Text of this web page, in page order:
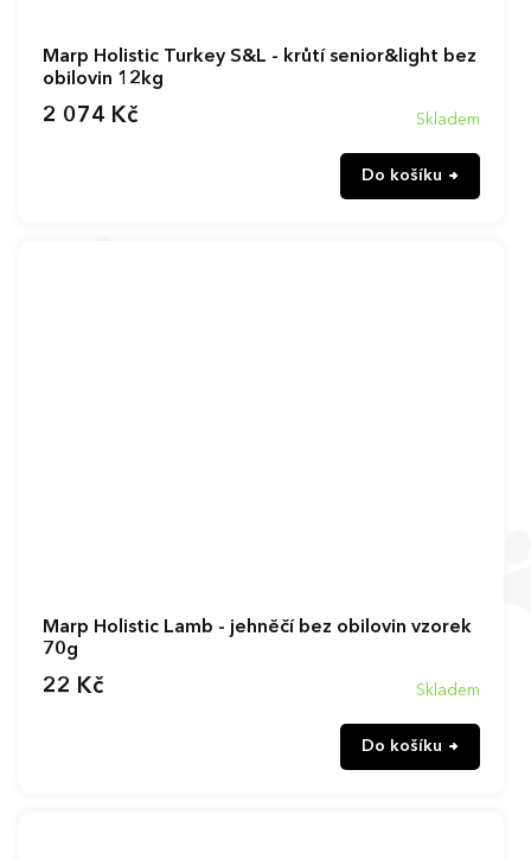
Marp Holistic Turkey S&L - krůtí senior&light bez
obilovin 12kg
Skladem
2 074 Kč
Do košíku
Marp Holistic Lamb - jehněčí bez obilovin vzorek
70g
Skladem
22 Kč
Do košíku